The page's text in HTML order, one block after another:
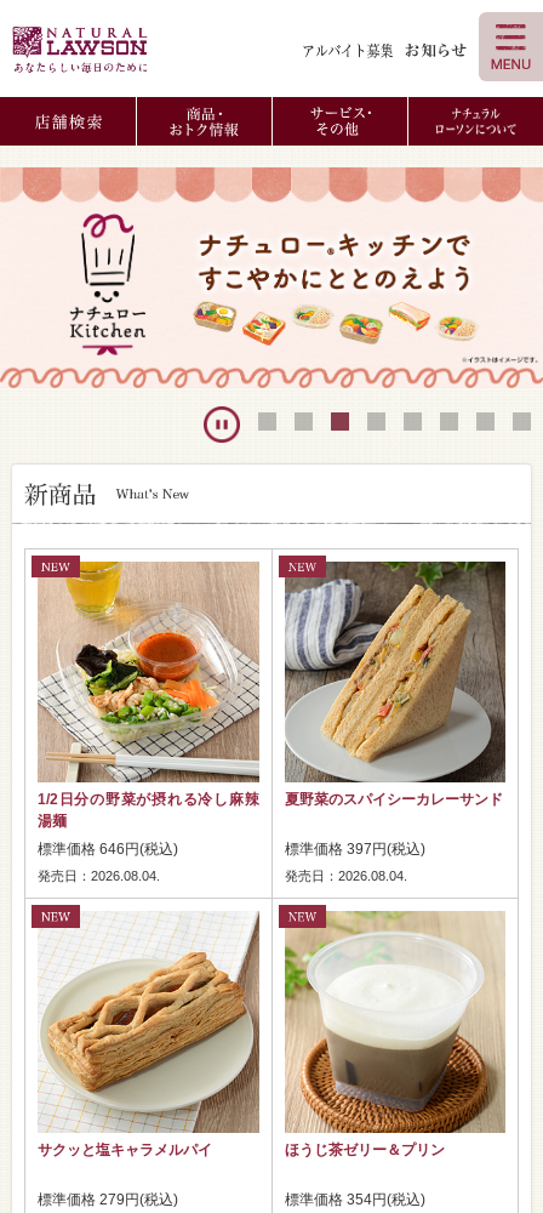
1/2日分の野菜が摂れる冷し麻辣
湯麺
標準価格 646円(税込)
発売日：2026.08.04.
夏野菜のスパイシーカレーサンド
標準価格 397円(税込)
発売日：2026.08.04.
サクッと塩キャラメルパイ
標準価格 279円(税込)
ほうじ茶ゼリー＆プリン
標準価格 354円(税込)